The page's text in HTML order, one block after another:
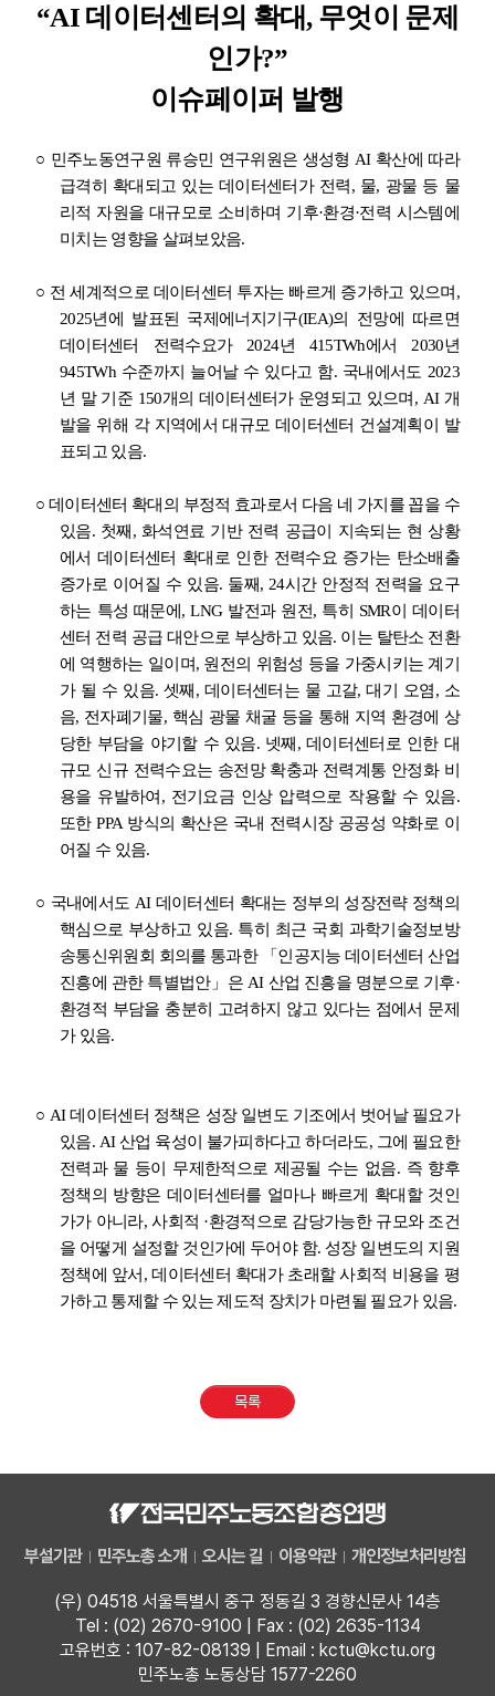
“AI 데이터센터의 확대, 무엇이 문제
인가?”
이슈페이퍼 발행
○ 민주노동연구원 류승민 연구위원은 생성형 AI 확산에 따라
급격히 확대되고 있는 데이터센터가 전력, 물, 광물 등 물
리적 자원을 대규모로 소비하며 기후·환경·전력 시스템에
미치는 영향을 살펴보았음.
○ 전 세계적으로 데이터센터 투자는 빠르게 증가하고 있으며 ,
2025년에 발표된 국제에너지기구(IEA)의 전망에 따르면
데이터센터 전력수요가 2024년 415TWh에서 2030년
945TWh 수준까지 늘어날 수 있다고 함. 국내에서도 2023
년 말 기준 150개의 데이터센터가 운영되고 있으며 , AI 개
발을 위해 각 지역에서 대규모 데이터센터 건설계획이 발
표되고 있음.
○ 데이터센터 확대의 부정적 효과로서 다음 네 가지를 꼽을 수
있음. 첫째 , 화석연료 기반 전력 공급이 지속되는 현 상황
에서 데이터센터 확대로 인한 전력수요 증가는 탄소배출
증가로 이어질 수 있음. 둘째, 24시간 안정적 전력을 요구
하는 특성 때문에 , LNG 발전과 원전, 특히 SMR이 데이터
센터 전력 공급 대안으로 부상하고 있음. 이는 탈탄소 전환
에 역행하는 일이며, 원전의 위험성 등을 가중시키는 계기
가 될 수 있음.셋째 , 데이터센터는 물 고갈,대기 오염, 소
음, 전자폐기물, 핵심 광물 채굴 등을 통해 지역 환경에 상
당한 부담을 야기할 수 있음. 넷째 ,데이터센터로 인한 대
규모 신규 전력수요는 송전망 확충과 전력계통 안정화 비
용을 유발하여 , 전기요금 인상 압력으로 작용할 수 있음.
또한PPA 방식의 확산은 국내 전력시장 공공성 약화로 이
어질 수 있음.
○ 국내에서도 AI 데이터센터 확대는 정부의 성장전략 정책의
핵심으로 부상하고 있음. 특히 최근 국회 과학기술정보방
송통신위원회 회의를 통과한
「 인공지능 데이터센터 산업
진흥에 관한 특별법안」 은 AI 산업 진흥을 명분으로 기후·
환경적 부담을 충분히 고려하지 않고 있다는 점에서 문제
가 있음.
○ AI데이터센터 정책은 성장 일변도 기조에서 벗어날 필요가
있음. AI산업 육성이 불가피하다고 하더라도, 그에 필요한
전력과 물 등이 무제한적으로 제공될 수는 없음. 즉 향후
정책의 방향은 데이터센터를 얼마나 빠르게 확대할 것인
가가 아니라,사회적 ·환경적으로 감당가능한 규모와 조건
을 어떻게 설정할 것인가에 두어야 함. 성장 일변도의 지원
정책에 앞서 ,데이터센터 확대가 초래할 사회적 비용을 평
가하고 통제할 수 있는 제도적 장치가 마련될 필요가 있음.
목록
부설기관 민주노총 소개 오시는 길 이용약관 개인정보처리방침
(우) 04518 서울특별시 중구 정동길 3 경향신문사 14층
Tel : (02) 2670-9100 | Fax : (02) 2635-1134
고유번호 : 107-82-08139 | Email : kctu@kctu.org
민주노총 노동상담 1577-2260